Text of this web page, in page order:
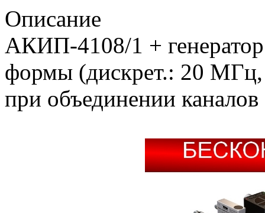
Описание
АКИП-4108/1 +
формы (дискрет.: 20 МГц,
при объединении